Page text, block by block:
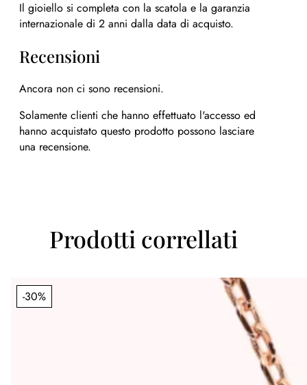
Il gioiello si completa con la scatola e la garanzia
internazionale di 2 anni dalla data di acquisto.
Recensioni
Ancora non ci sono recensioni.
Solamente clienti che hanno effettuato l'accesso ed
hanno acquistato questo prodotto possono lasciare
una recensione.
Prodotti correllati
-30%